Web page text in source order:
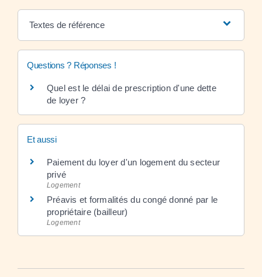
Textes de référence
Questions ? Réponses !
Quel est le délai de prescription d'une dette
de loyer ?
Et aussi
Paiement du loyer d'un logement du secteur
privé
Logement
Préavis et formalités du congé donné par le
propriétaire (bailleur)
Logement